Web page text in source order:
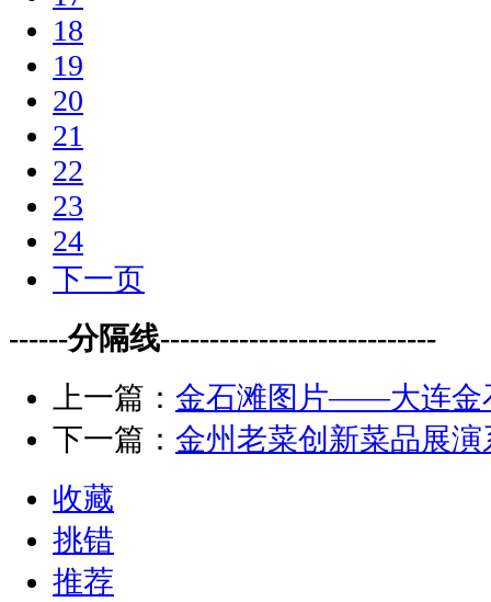
18
19
20
21
22
23
24
下一页
------分隔线----------------------------
上一篇： 金石滩图片——大连金
下一篇： 金州老菜创新菜品展演
收藏
挑错
推荐